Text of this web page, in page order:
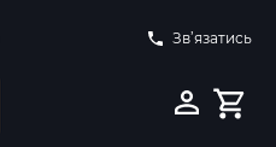
Зв’язатись